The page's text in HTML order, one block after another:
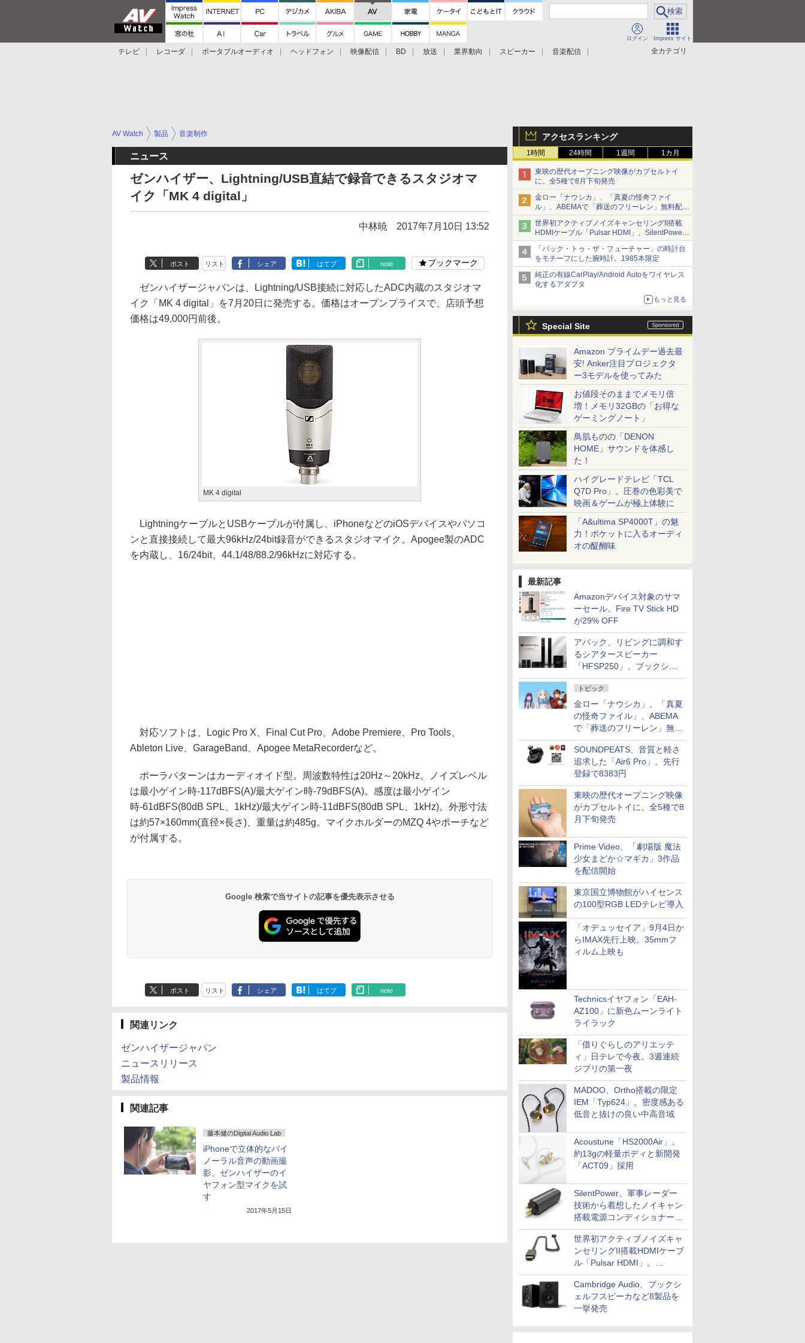
ログイン Impress サイト
全カテゴリ
テレビ レコーダ ポータブルオーディオ ヘッドフォン 映像配信 BD 放送 業界動向 スピーカー
音楽配信
アクセスランキング
1時間 24時間 1週間 1カ月
東映の歴代オープニング映像がカプセルトイ
に。全5種で8月下旬発売
金ロー「ナウシカ」、「真夏の怪奇ファイ
ル」、ABEMAで「葬送のフリーレン」無料配信
など。夏の特番・配信情報
世界初アクティブノイズキャンセリングII搭載
HDMIケーブル「Pulsar HDMI」。SilentPower
から
「バック・トゥ・ザ・フューチャー」の時計台
をモチーフにした腕時計。1985本限定
純正の有線CarPlay/Android Autoをワイヤレス
化するアダプタ
もっと見る
Special Site
Amazon プライムデー過去最
安! Anker注目プロジェクタ
ー3モデルを使ってみた
お値段そのままでメモリ倍
増！メモリ32GBの「お得な
ゲーミングノート」
鳥肌ものの「DENON
HOME」サウンドを体感し
た！
ハイグレードテレビ「TCL
Q7D Pro」。圧巻の色彩美で
映画＆ゲームが極上体験に
「A&ultima SP4000T」の魅
力！ポケットに入るオーディ
オの醍醐味
最新記事
Amazonデバイス対象のサマ
ーセール。Fire TV Stick HD
が29% OFF
アバック、リビングに調和す
るシアタースピーカー
「HFSP250」。ブックシェ
ルフはペア3万円以下
トピック
金ロー「ナウシカ」、「真夏
の怪奇ファイル」、ABEMA
で「葬送のフリーレン」無料
配信など。夏の特番・配信情
報
SOUNDPEATS、音質と軽さ
追求した「Air6 Pro」。先行
登録で8383円
東映の歴代オープニング映像
がカプセルトイに。全5種で8
月下旬発売
Prime Video、「劇場版 魔法
少女まどか☆マギカ」3作品
を配信開始
東京国立博物館がハイセンス
の100型RGB LEDテレビ導入
「オデュッセイア」9月4日か
らIMAX先行上映。35mmフ
ィルム上映も
Technicsイヤフォン「EAH-
AZ100」に新色ムーンライト
ライラック
「借りぐらしのアリエッテ
ィ」日テレで今夜。3週連続
ジブリの第一夜
MADOO、Ortho搭載の限定
IEM「Typ624」。密度感ある
低音と抜けの良い中高音域
Acoustune「HS2000Air」。
約13gの軽量ボディと新開発
「ACT09」採用
SilentPower、軍事レーダー
技術から着想したノイキャン
搭載電源コンディショナー
「AC iPurifier2」
世界初アクティブノイズキャ
ンセリングII搭載HDMIケーブ
ル「Pulsar HDMI」。
SilentPowerから
Cambridge Audio、ブックシ
ェルフスピーカなど8製品を
一挙発売
AV Watch 製品 音楽制作
ニュース
ゼンハイザー、Lightning/USB直結で録音できるスタジオマ
イク「MK 4 digital」
中林暁 2017年7月10日 13:52
ポスト リスト シェア はてブ note ブックマーク
ゼンハイザージャパンは、Lightning/USB接続に対応したADC内蔵のスタジオマ
イク「MK 4 digital」を7月20日に発売する。価格はオープンプライスで、店頭予想
価格は49,000円前後。
MK 4 digital
LightningケーブルとUSBケーブルが付属し、iPhoneなどのiOSデバイスやパソコ
ンと直接接続して最大96kHz/24bit録音ができるスタジオマイク。Apogee製のADC
を内蔵し、16/24bit、44.1/48/88.2/96kHzに対応する。
対応ソフトは、Logic Pro X、Final Cut Pro、Adobe Premiere、Pro Tools、
Ableton Live、GarageBand、Apogee MetaRecorderなど。
ポーラパターンはカーディオイド型。周波数特性は20Hz～20kHz。ノイズレベル
は最小ゲイン時-117dBFS(A)/最大ゲイン時-79dBFS(A)。感度は最小ゲイン
時-61dBFS(80dB SPL、1kHz)/最大ゲイン時-11dBFS(80dB SPL、1kHz)。外形寸法
は約57×160mm(直径×長さ)、重量は約485g。マイクホルダーのMZQ 4やポーチなど
が付属する。
Google 検索で当サイトの記事を優先表示させる
ポスト リスト シェア はてブ note
関連リンク
ゼンハイザージャパン
ニュースリリース
製品情報
関連記事
藤本健のDigital Audio Lab
iPhoneで立体的なバイ
ノーラル音声の動画撮
影。ゼンハイザーのイ
ヤフォン型マイクを試
す
2017年5月15日